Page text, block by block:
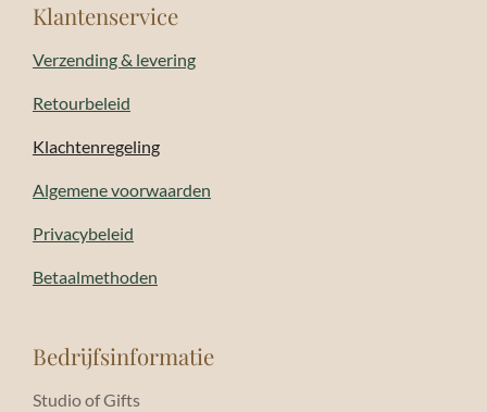
Klantenservice
Verzending & levering
Retourbeleid
Klachtenregeling
Algemene voorwaarden
Privacybeleid
Betaalmethoden
Bedrijfsinformatie
Studio of Gifts